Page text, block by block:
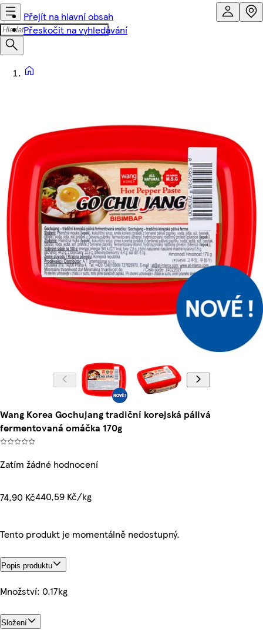
Přejít na hlavní obsah
Přeskočit na vyhledávání
Wang Korea Gochujang tradiční korejská pálivá
fermentovaná omáčka 170g
Zatím žádné hodnocení
74,90 Kč440,59 Kč/kg
Tento produkt je momentálně nedostupný.
Popis produktu
Množství: 0.17kg
Složení